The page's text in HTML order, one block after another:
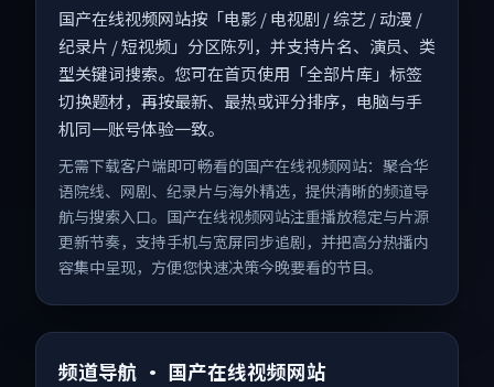
国产在线视频网站按「电影 / 电视剧 / 综艺 / 动漫 /
纪录片 / 短视频」分区陈列，并支持片名、演员、类
型关键词搜索。您可在首页使用「全部片库」标签
切换题材，再按最新、最热或评分排序，电脑与手
机同一账号体验一致。
无需下载客户端即可畅看的国产在线视频网站：聚合华
语院线、网剧、纪录片与海外精选，提供清晰的频道导
航与搜索入口。国产在线视频网站注重播放稳定与片源
更新节奏，支持手机与宽屏同步追剧，并把高分热播内
容集中呈现，方便您快速决策今晚要看的节目。
频道导航 · 国产在线视频网站